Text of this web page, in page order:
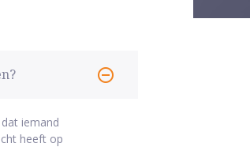
iemand
heeft op